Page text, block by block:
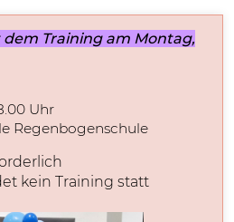
Training am Montag,
Uhr
Regenbogenschule
kein Training statt